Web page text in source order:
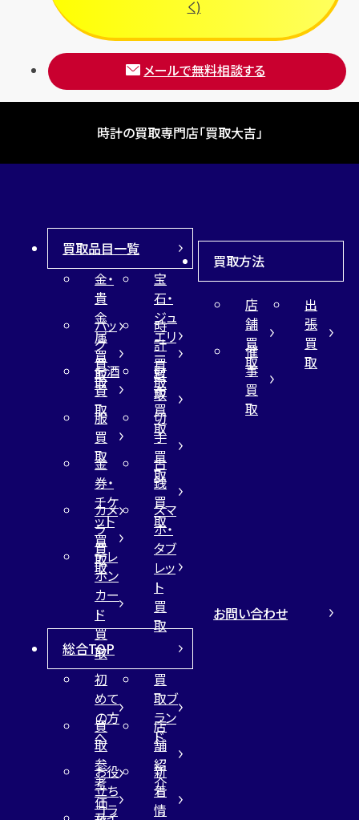
く)
メールで無料相談する
時計の買取専門店「買取大吉」
買取品目一覧
金・
貴
金
属
買
取
宝
石・
ジュ
エリ
ー
買
取
バッ
グ
買
取
時
計
買
取
お酒
買
取
財
布
買
取
服
買
取
切
手
買
取
金
券・
チケ
ット
買
取
古
銭
買
取
カメ
ラ
買
取
スマ
ホ・
タブ
レッ
ト
買
取
テレ
ホン
カー
ド
買
取
買取方法
店
舗
買
取
出
張
買
取
催
事
買
取
総合TOP
初
めて
の方
へ
買
取ブ
ラン
ド
買
取
参
考
価
店
舗
紹
介
お役
立ち
コラ
新
着
情
お問い合わせ